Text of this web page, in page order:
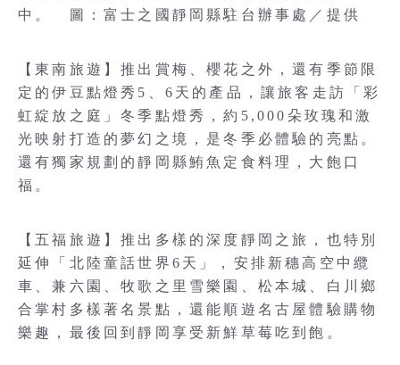
中。 圖：富士之國靜岡縣駐台辦事處／提供
【東南旅遊】推出賞梅、櫻花之外，還有季節限
定的伊豆點燈秀5、6天的產品，讓旅客走訪「彩
虹綻放之庭」冬季點燈秀，約5,000朵玫瑰和激
光映射打造的夢幻之境，是冬季必體驗的亮點。
還有獨家規劃的靜岡縣鮪魚定食料理，大飽口
福。
【五福旅遊】推出多樣的深度靜岡之旅，也特別
延伸「北陸童話世界6天」，安排新穗高空中纜
車、兼六園、牧歌之里雪樂園、松本城、白川鄉
合掌村多樣著名景點，還能順遊名古屋體驗購物
樂趣，最後回到靜岡享受新鮮草莓吃到飽。